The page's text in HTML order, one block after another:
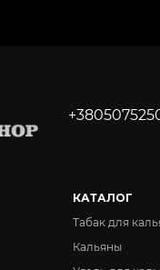
КАТАЛОГ
Табак для
Кальяны